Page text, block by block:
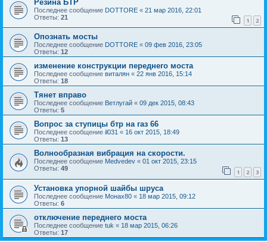
Резина БТР
Последнее сообщение DOTTORE « 21 мар 2016, 22:01
Ответы: 21 1 2
Опознать мосты
Последнее сообщение DOTTORE « 09 фев 2016, 23:05
Ответы: 12
изменение конструкции переднего моста
Последнее сообщение виталян « 22 янв 2016, 15:14
Ответы: 18
Тянет вправо
Последнее сообщение Ветлугай « 09 дек 2015, 08:43
Ответы: 5
Вопрос за ступицы бтр на газ 66
Последнее сообщение il031 « 16 окт 2015, 18:49
Ответы: 13
Волнообразная вибрация на скорости.
Последнее сообщение Medvedev « 01 окт 2015, 23:15
Ответы: 49 1 2 3
Установка упорной шайбы шруса
Последнее сообщение Монах80 « 18 мар 2015, 09:12
Ответы: 6
отключение переднего моста
Последнее сообщение tuk « 18 мар 2015, 06:26
Ответы: 17